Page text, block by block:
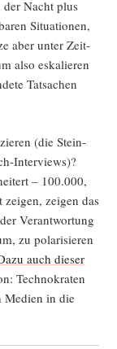
Nacht plus
Situa­tio­nen,
aber unter Zeit­
also eska­lie­ren
Tat­sa­chen
(die Stein­
Inter­views)?
– 100.000,
zei­gen das
Ver­ant­wor­tung
zu pola­ri­sie­ren
auch die­ser
Tech­no­kra­ten
Medi­en in die